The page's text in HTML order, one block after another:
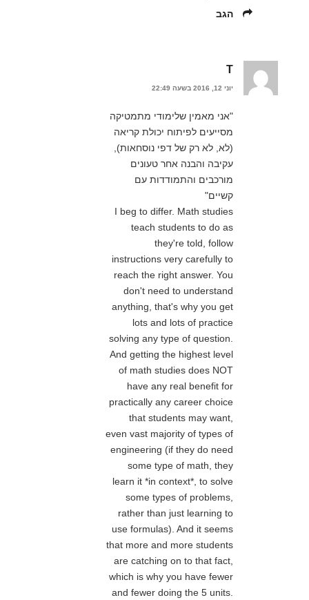
הגב
T
יוני 12, 2016 בשעה 22:49
"אני מאמין שלימודי מתמטיקה
מסייעים לפיתוח יכולת קריאה
(לא, לא רק של דפי נוסחאות),
עקיבה והבנה אחר טעונים
מורכבים והתמודדות עם
קשיים"
I beg to differ. Math studies
teach students to do as
they're told, follow
instructions very carefully to
reach the right answer. You
don't need to understand
anything, that's why you get
lots and lots of practice
solving any type of question.
And getting the highest level
of math studies does NOT
have any real benefit for
practically any career choice
that students may want,
even vast majority of types of
engineering (if they do need
some type of math, they
learn it *in context*, to solve
some types of problems,
rather than just learning to
use formulas). And it seems
that more and more students
are catching on to that fact,
which is why you have fewer
and fewer doing the 5 units.